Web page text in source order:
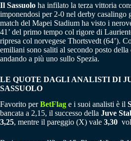
Il Sassuolo ha infilato la terza vittoria
imponendosi per 2-0 nel derby
match del Mapei Stadium ha visto i
41’ del primo tempo col rigore di
ripresa col norvegese Thortsvedt (64’).
emiliani sono saliti al secondo posto
andando a più uno sullo Spezia.
LE QUOTE DAGLI ANALISTI DI
SASSUOLO
Favorito perBetFlag e i suoi analisti è il
bancata a 2,15, il successo della Juve
3,25, mentre il pareggio (X) vale 3,30